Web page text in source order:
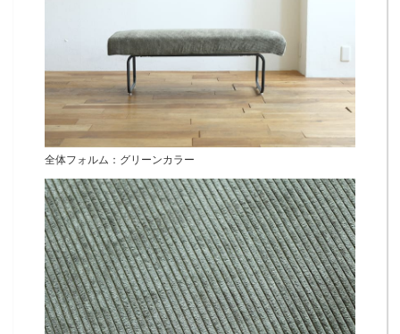
全体フォルム：グリーンカラー